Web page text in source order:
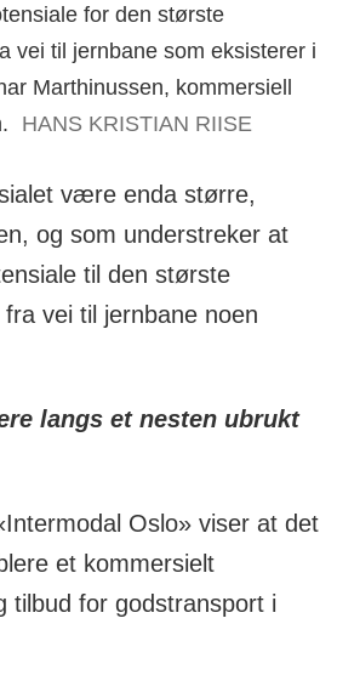
for den største
vei til jernbane som eksisterer i
Marthinussen, kommersiell
HANS KRISTIAN RIISE
være enda større,
og som understreker at
til den største
vei til jernbane noen
langs et nesten ubrukt
Oslo» viser at det
et kommersielt
tilbud for godstransport i